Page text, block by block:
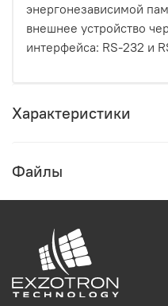
энергонезависимой
внешнее устройство
интерфейса: RS-232 и
Характеристики
Файлы